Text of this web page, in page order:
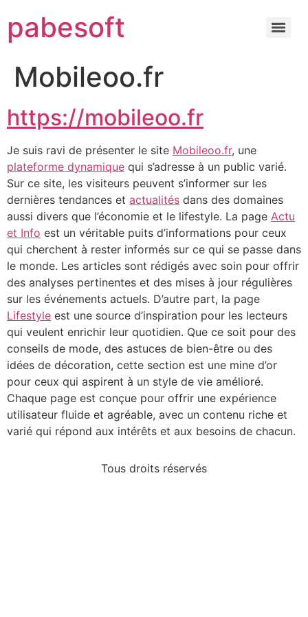
pabesoft
Mobileoo.fr
https://mobileoo.fr
Je suis ravi de présenter le site Mobileoo.fr, une
plateforme dynamique qui s’adresse à un public varié.
Sur ce site, les visiteurs peuvent s’informer sur les
dernières tendances et actualités dans des domaines
aussi divers que l’économie et le lifestyle. La page Actu
et Info est un véritable puits d’informations pour ceux
qui cherchent à rester informés sur ce qui se passe dans
le monde. Les articles sont rédigés avec soin pour offrir
des analyses pertinentes et des mises à jour régulières
sur les événements actuels. D’autre part, la page
Lifestyle est une source d’inspiration pour les lecteurs
qui veulent enrichir leur quotidien. Que ce soit pour des
conseils de mode, des astuces de bien-être ou des
idées de décoration, cette section est une mine d’or
pour ceux qui aspirent à un style de vie amélioré.
Chaque page est conçue pour offrir une expérience
utilisateur fluide et agréable, avec un contenu riche et
varié qui répond aux intérêts et aux besoins de chacun.
Tous droits réservés